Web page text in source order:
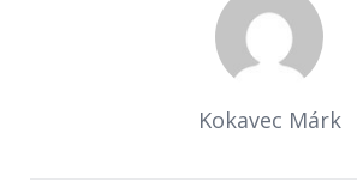
Kokavec Márk